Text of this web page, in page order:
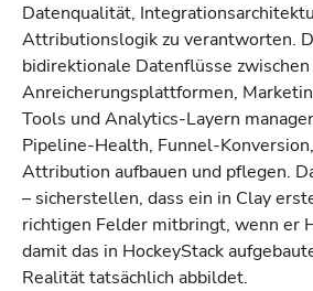
Datenqualität,
Attributionslogik zu verantworten.
bidirektionale Datenflüsse zwischen
Anreicherungsplattformen,
Tools und Analytics-Layern
Pipeline-Health, Funnel-
Attribution aufbauen und pflegen.
– sicherstellen, dass ein in Clay
richtigen Felder mitbringt, wenn er
damit das in HockeyStack
Realität tatsächlich abbildet.